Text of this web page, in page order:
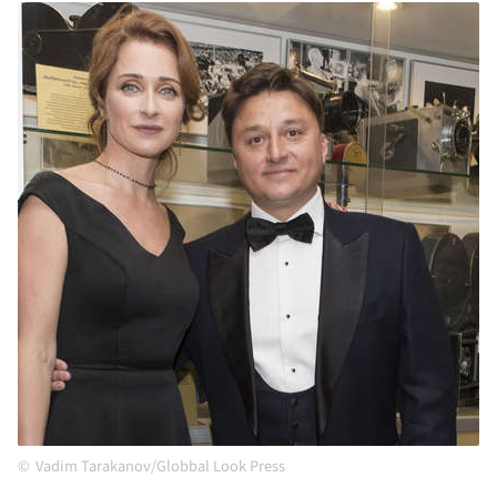
Vadim Tarakanov/Globbal Look Press